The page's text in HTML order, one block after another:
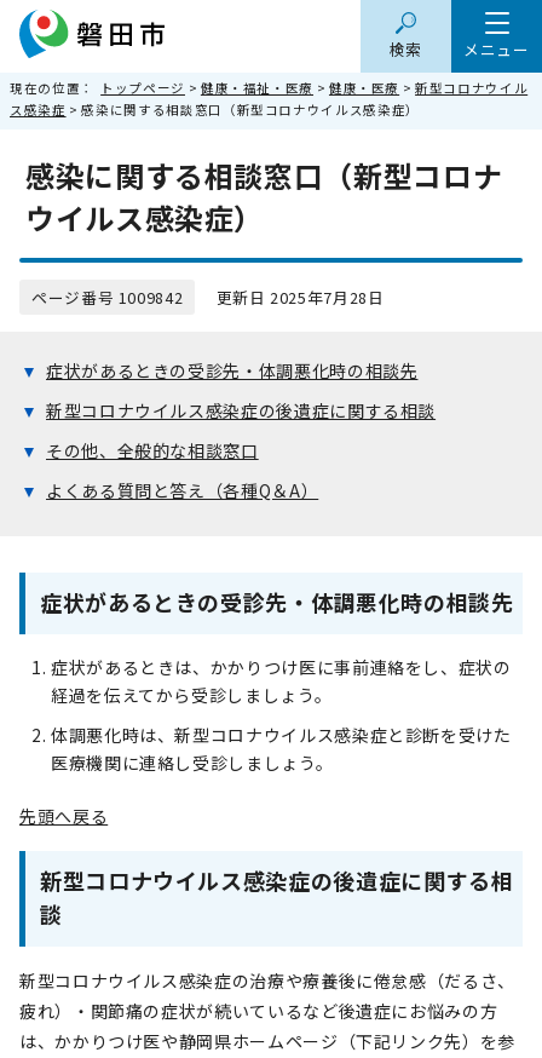
メニュー
検索
現在の位置： トップページ > 健康・福祉・医療 > 健康・医療 >新型コロナウイル
ス感染症 > 感染に関する相談窓口（新型コロナウイルス感染症）
感染に関する相談窓口（新型コロナ
ウイルス感染症）
ページ番号 1009842 更新日 2025年7月28日
症状があるときの受診先・体調悪化時の相談先
新型コロナウイルス感染症の後遺症に関する相談
その他、全般的な相談窓口
よくある質問と答え（各種Q＆A）
症状があるときの受診先・体調悪化時の相談先
症状があるときは、かかりつけ医に事前連絡をし、症状の
経過を伝えてから受診しましょう。
体調悪化時は、新型コロナウイルス感染症と診断を受けた
医療機関に連絡し受診しましょう。
先頭へ戻る
新型コロナウイルス感染症の後遺症に関する相
談
新型コロナウイルス感染症の治療や療養後に倦怠感（だるさ、
疲れ）・関節痛の症状が続いているなど後遺症にお悩みの方
は、かかりつけ医や静岡県ホームページ（下記リンク先）を参